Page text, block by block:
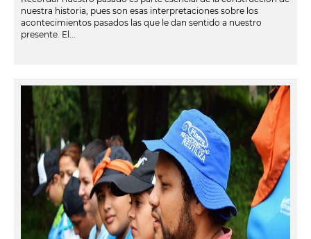
nuestra historia, pues son esas interpretaciones sobre los
acontecimientos pasados las que le dan sentido a nuestro
presente. El...